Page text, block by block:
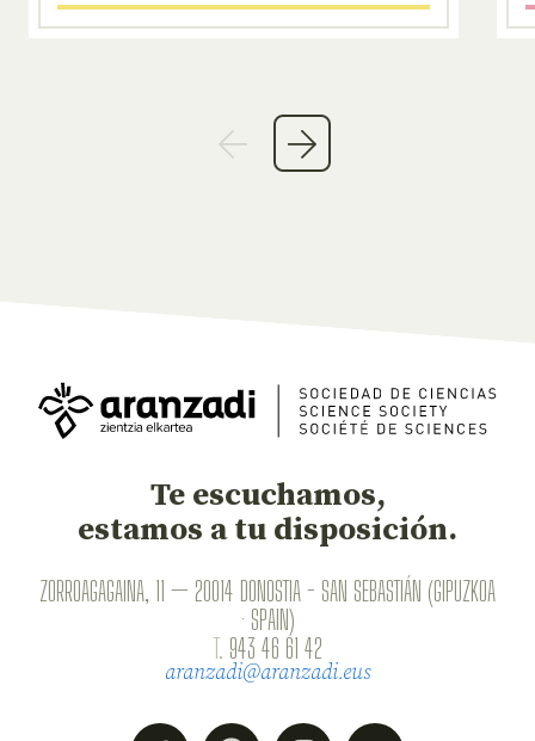
Te escuchamos,
estamos a tu disposición.
ZORROAGAGAINA, 11 — 20014 DONOSTIA - SAN SEBASTIÁN (GIPUZKOA
· SPAIN)
T. 943 46 61 42
aranzadi@aranzadi.eus